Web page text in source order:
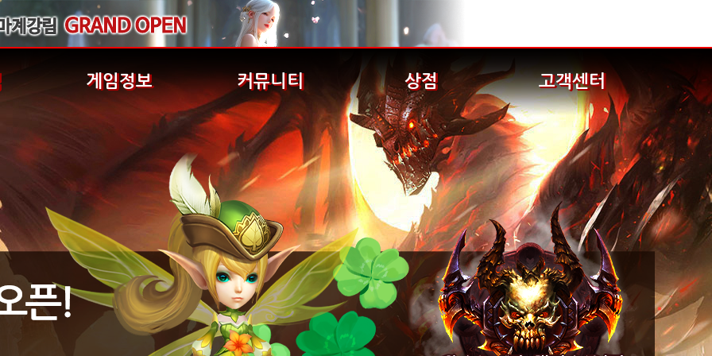
게임정보 커뮤니티 상점 고객센터